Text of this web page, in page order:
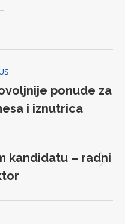
ponude za
i iznutrica
kandidatu – radni